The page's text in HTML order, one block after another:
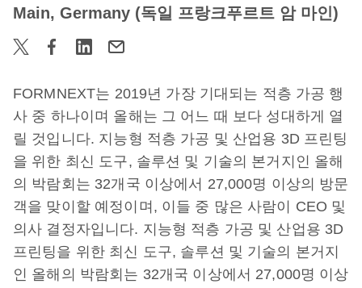
Main, Germany (독일 프랑크푸르트 암 마인)
FORMNEXT는 2019년 가장 기대되는 적층 가공 행
사 중 하나이며 올해는 그 어느 때 보다 성대하게 열
릴 것입니다. 지능형 적층 가공 및 산업용 3D 프린팅
을 위한 최신 도구, 솔루션 및 기술의 본거지인 올해
의 박람회는 32개국 이상에서 27,000명 이상의 방문
객을 맞이할 예정이며, 이들 중 많은 사람이 CEO 및
의사 결정자입니다. 지능형 적층 가공 및 산업용 3D
프린팅을 위한 최신 도구, 솔루션 및 기술의 본거지
인 올해의 박람회는 32개국 이상에서 27,000명 이상